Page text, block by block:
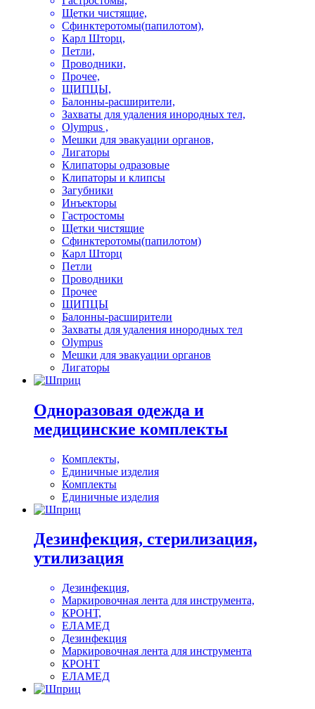
Щетки чистящие,
Сфинктеротомы(папилотом),
Карл Шторц,
Петли,
Проводники,
Прочее,
ЩИПЦЫ,
Балонны-расширители,
Захваты для удаления инородных тел,
Olympus ,
Мешки для эвакуации органов,
Лигаторы
Клипаторы одразовые
Клипаторы и клипсы
Загубники
Инъекторы
Гастростомы
Щетки чистящие
Сфинктеротомы(папилотом)
Карл Шторц
Петли
Проводники
Прочее
ЩИПЦЫ
Балонны-расширители
Захваты для удаления инородных тел
Olympus
Мешки для эвакуации органов
Лигаторы
Одноразовая одежда и
медицинские комплекты
Комплекты,
Единичные изделия
Комплекты
Единичные изделия
Дезинфекция, стерилизация,
утилизация
Дезинфекция,
Маркировочная лента для инструмента,
КРОНТ,
ЕЛАМЕД
Дезинфекция
Маркировочная лента для инструмента
КРОНТ
ЕЛАМЕД